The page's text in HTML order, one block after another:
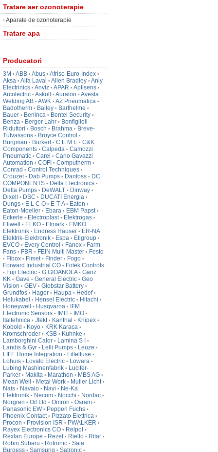
Tratare aer ozonoterapie
•Aparate de ozonoterapie
Tratare apa
Producatori
3M • ABB • Abus • Afriso-Euro-Index •
Aksa • Alfa Laval • Allen Bradley • Anly
Electrinics • Anviz • APAR • Aplisens •
Arcolectric • Askoll • Auraton • Avesta
Welding AB • AWK • AZ Pneumatica •
Badotherm • Bailey • Barthelme •
Bauer • Beninca • Bentel Security •
Benza • Berger Lahr • Bonfiglioli
Riduttori • Bosch • Brahma • Breve-
Tufvassons • Broyce Control •
Burgman • Burkert • C E M E • C&K
Components • Calpeda • Camozzi
Pneumatic • Carel • Carlo Gavazzi
Automation • COFI • Computherm •
Conrad • Control Techniques •
Crouzet • Dab Pumps • Danfoss • DC
COMPONENTS • Delta Electronics •
Delta Pumps • DeWALT • Dinway •
Dixell • DSC • DUCATI Energia •
Dungs • E L C O • E-T-A • Eaton •
Eaton-Moeller • Ebara • EBM Papst •
Eckerle • Electroplast • Elektrogas •
Eliwell • ELKO • Elmark • EMKO
Elektronik • Endress Hauser • ER-NA
Elektrik-Elektronik • Espa • Etigroup •
EVCO • Every Control • Fanox • Farm
Fans • FBR • FEIN Multi Master • Festo
• Fibox • Fimet • Finder • Fogo •
Forward Industrial CO • Fotek Controls
• Fuji Electric • G GIOANOLA • Ganz
KK • Gave • General Electric • Geo
Vision • GEV • Globstar Battery •
Grundfos • Hager • Haupa • Hedef •
Helukabel • Hensel Electric • Hitachi •
Honeywell • Husqvarna •
IFM
Electronic Sensors • IMIT • IMO •
Italtehnica • Jtekt • Kanthal • Knipex •
Kobold • Koyo • KRK Karaca •
Kromschroder • KSB • Kuhnke •
Lamborghini Calor • Lamina S I •
Landis & Gyr • Lelli Pumps • Leuze •
LIFE Home Integration • Littelfuse •
Lohuis • Lovato Electric • Lowara •
Lubing Mashinenfabrik • Lucifer-
Parker • Makita • Marathon • MBS AG •
Mean Well • Metal Work • Muller Licht •
Nais • Navaio • Navi • Ne-Ka
Elektronik • Necom • Nocchi • Nordac •
Norgren • Oil Ltd • Omron • Osram •
Panasonic EW • Pepperl Fuchs •
Phoenix Contact • Pizzato Elettrica •
Procon • Provision ISR • PWALKER •
Rayex Electronics CO • Relpol •
Rexlan Europe • Rezel • Riello • Ritar •
Robin Subaru • Rotronic • Saia
Burgess • Samsung • Satronic •